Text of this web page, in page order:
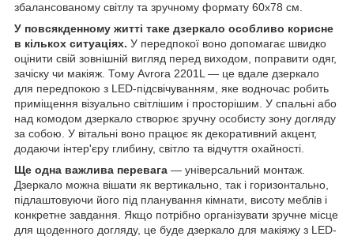
збалансованому світлу та зручному формату 60х78 см.
У повсякденному житті таке дзеркало особливо корисне
в кількох ситуаціях. У передпокої воно допомагає швидко
оцінити свій зовнішній вигляд перед виходом, поправити одяг,
зачіску чи макіяж. Тому Avrora 2201L — це вдале дзеркало
для передпокою з LED-підсвічуванням, яке водночас робить
приміщення візуально світлішим і просторішим. У спальні або
над комодом дзеркало створює зручну особисту зону догляду
за собою. У вітальні воно працює як декоративний акцент,
додаючи інтер'єру глибину, світло та відчуття охайності.
Ще одна важлива перевага — універсальний монтаж.
Дзеркало можна вішати як вертикально, так і горизонтально,
підлаштовуючи його під планування кімнати, висоту меблів і
конкретне завдання. Якщо потрібно організувати зручне місце
для щоденного догляду, це буде дзеркало для макіяжу з LED-